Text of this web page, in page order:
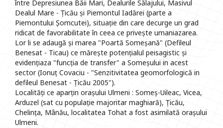
între Depresiunea Băii Mari, Dealurile Sălajului, Masivul
Dealul Mare - Țicău și Piemontul Iadărei (parte a
Piemontului Șomcutei), situație din care decurge un grad
ridicat de favorabilitate în ceea ce privește umaniazarea.
Lor li se adaugă și marea "Poartă Someșană" (Defileul
Benesat - Ticau) ce mărește potențialul peisagistic și
evidențiaza "funcția de transfer" a Someșului in acest
sector (Ionuț Covaciu - "Senzitivitatea geomorfologică in
defileul Benesat - Țicău 2005").
Localități ce aparțin orașului Ulmeni : Someș-Uileac, Vicea,
Arduzel (sat cu populație majoritar maghiară), Țicău,
Chelința, Mânău, localitatea Tohat a fost asimilată orașului
Ulmeni.